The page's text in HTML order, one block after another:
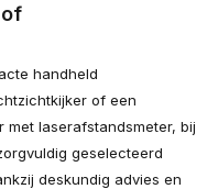
handheld
of een
laserafstandsmeter, bij
geselecteerd
deskundig advies en